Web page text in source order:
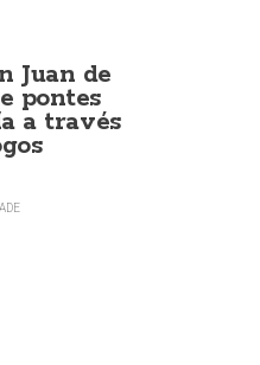
Juan de
pontes
a través